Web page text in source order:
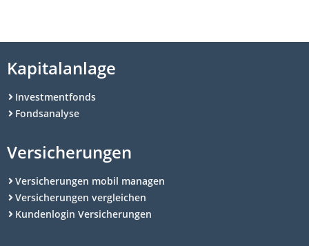
Kapitalanlage
Investmentfonds
Fondsanalyse
Versicherungen
Versicherungen mobil managen
Versicherungen vergleichen
Kundenlogin Versicherungen